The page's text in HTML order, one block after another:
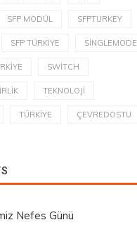
SFP MODÜL SFPTURKEY
SFP TÜRKIYE SINGLEMODE
SWITCH
TEKNOLOJI
TÜRKIYE ÇEVREDOSTU
Nefes Günü